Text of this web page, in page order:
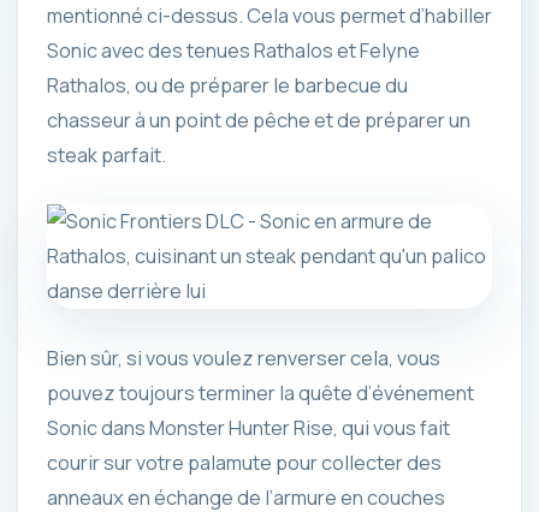
mentionné ci-dessus. Cela vous permet d’habiller
Sonic avec des tenues Rathalos et Felyne
Rathalos, ou de préparer le barbecue du
chasseur à un point de pêche et de préparer un
steak parfait.
Bien sûr, si vous voulez renverser cela, vous
pouvez toujours terminer la quête d’événement
Sonic dans Monster Hunter Rise, qui vous fait
courir sur votre palamute pour collecter des
anneaux en échange de l’armure en couches